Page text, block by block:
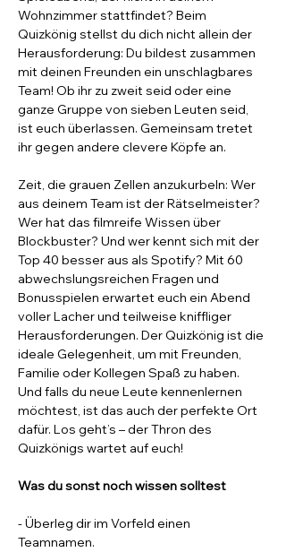
Wohnzimmer stattfindet? Beim
Quizkönig stellst du dich nicht allein der
Herausforderung: Du bildest zusammen
mit deinen Freunden ein unschlagbares
Team! Ob ihr zu zweit seid oder eine
ganze Gruppe von sieben Leuten seid,
ist euch überlassen. Gemeinsam tretet
ihr gegen andere clevere Köpfe an.
Zeit, die grauen Zellen anzukurbeln: Wer
aus deinem Team ist der Rätselmeister?
Wer hat das filmreife Wissen über
Blockbuster? Und wer kennt sich mit der
Top 40 besser aus als Spotify? Mit 60
abwechslungsreichen Fragen und
Bonusspielen erwartet euch ein Abend
voller Lacher und teilweise kniffliger
Herausforderungen. Der Quizkönig ist die
ideale Gelegenheit, um mit Freunden,
Familie oder Kollegen Spaß zu haben.
Und falls du neue Leute kennenlernen
möchtest, ist das auch der perfekte Ort
dafür. Los geht’s – der Thron des
Quizkönigs wartet auf euch!
Was du sonst noch wissen solltest
- Überleg dir im Vorfeld einen
Teamnamen.